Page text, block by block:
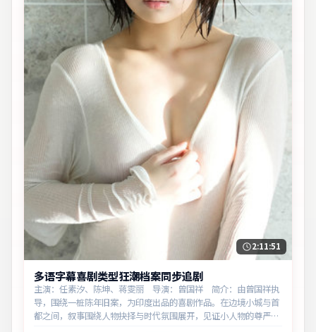
2:11:51
多语字幕喜剧类型狂潮档案同步追剧
主演：任素汐、陈坤、蒋雯丽 导演：曾国祥 简介：由曾国祥执
导，围绕一桩陈年旧案，为印度出品的喜剧作品。在边境小城与首
都之间，叙事围绕人物抉择与时代氛围展开，见证小人物的尊严突